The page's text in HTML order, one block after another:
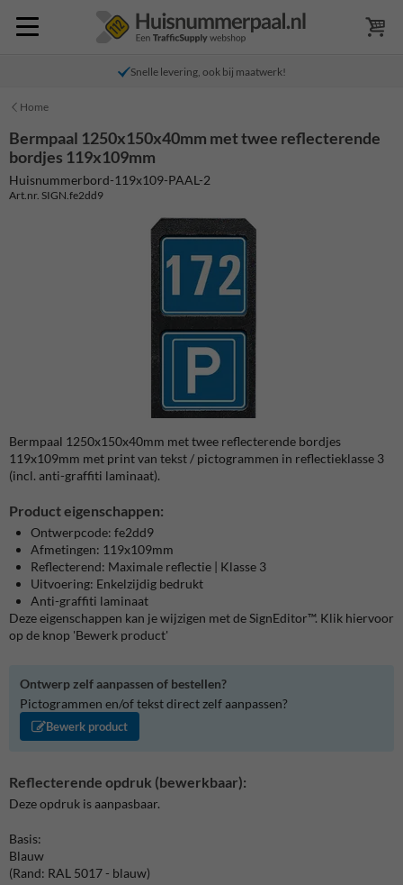
Snelle levering, ook bij maatwerk!
Home
Bermpaal 1250x150x40mm met twee reflecterende
bordjes 119x109mm
Huisnummerbord-119x109-PAAL-2
Art.nr. SIGN.fe2dd9
Bermpaal 1250x150x40mm met twee reflecterende bordjes
119x109mm met print van tekst / pictogrammen in reflectieklasse 3
(incl. anti-graffiti laminaat).
Product eigenschappen:
Ontwerpcode: fe2dd9
Afmetingen: 119x109mm
Reflecterend: Maximale reflectie | Klasse 3
Uitvoering: Enkelzijdig bedrukt
Anti-graffiti laminaat
Deze eigenschappen kan je wijzigen met de SignEditor™. Klik hiervoor
op de knop 'Bewerk product'
Ontwerp zelf aanpassen of bestellen?
Pictogrammen en/of tekst direct zelf aanpassen?
Bewerk product
Reflecterende opdruk (bewerkbaar):
Deze opdruk is aanpasbaar.
Basis:
Blauw
(Rand: RAL 5017 - blauw)